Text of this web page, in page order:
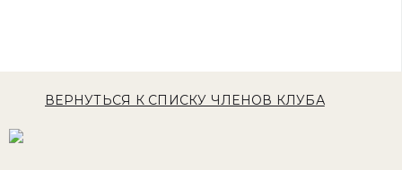
ВЕРНУТЬСЯ К СПИСКУ ЧЛЕНОВ КЛУБА